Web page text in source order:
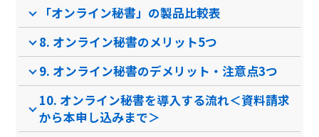
「オンライン秘書」の製品比較表
8. オンライン秘書のメリット5つ
9. オンライン秘書のデメリット・注意点3つ
10. オンライン秘書を導入する流れ＜資料請求
から本申し込みまで＞